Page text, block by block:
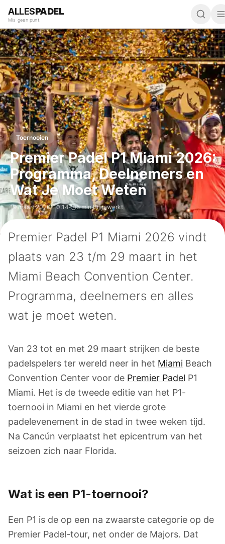
ALLESPADEL
Mis geen punt.
Toernooien
Premier Padel P1 Miami 2026:
Programma, Deelnemers en
Wat Je Moet Weten
19 maart 2026,10:14· 5 min·Bijgewerkt
Premier Padel P1 Miami 2026 vindt
plaats van 23 t/m 29 maart in het
Miami Beach Convention Center.
Programma, deelnemers en alles
wat je moet weten.
Van 23 tot en met 29 maart strijken de beste
padelspelers ter wereld neer in het Miami Beach
Convention Center voor de Premier Padel P1
Miami. Het is de tweede editie van het P1-
toernooi in Miami en het vierde grote
padelevenement in de stad in twee weken tijd.
Na Cancún verplaatst het epicentrum van het
seizoen zich naar Florida.
Wat is een P1-toernooi?
Een P1 is de op een na zwaarste categorie op de
Premier Padel-tour, net onder de Majors. Dat